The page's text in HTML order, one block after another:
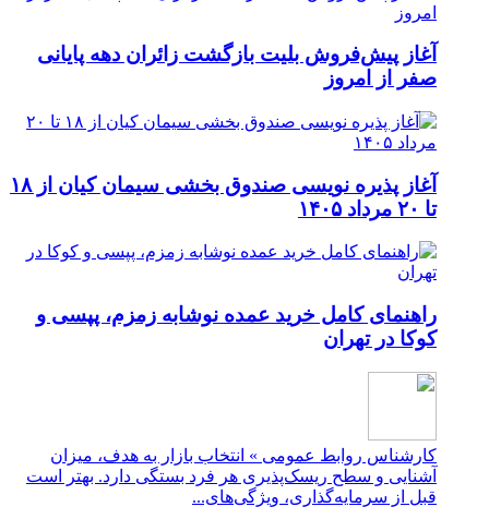
آغاز پیش‌فروش بلیت بازگشت زائران دهه پایانی
صفر از امروز
آغاز پذیره نویسی صندوق بخشی سیمان کیان از ۱۸
تا ۲۰ مرداد ۱۴۰۵
راهنمای کامل خرید عمده نوشابه زمزم، پپسی و
کوکا در تهران
کارشناس روابط عمومی » انتخاب بازار به هدف، میزان
آشنایی و سطح ریسک‌پذیری هر فرد بستگی دارد. بهتر است
قبل از سرمایه‌گذاری، ویژگی‌های...